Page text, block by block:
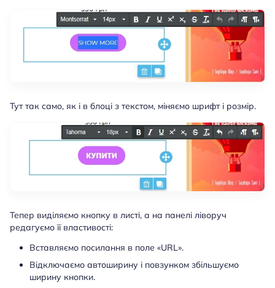
Тут так само, як і в блоці з текстом, міняємо шрифт і розмір.
Тепер виділяємо кнопку в листі, а на панелі ліворуч
редагуємо її властивості:
Вставляємо посилання в поле «URL».
Відключаємо автоширину і повзунком збільшуємо
ширину кнопки.